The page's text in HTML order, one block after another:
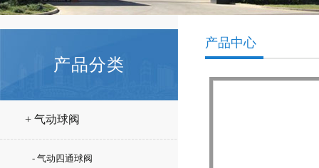
产品分类
+ 气动球阀
- 气动四通球阀
产品中心